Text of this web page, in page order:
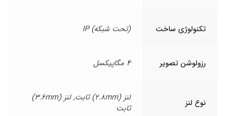
تکنولوژی ساخت (تحت شبکه) IP
رزولوشن تصویر 4 مگاپیکسل
نوع لنز
لنز (2.8mm) ثابت, لنز (3.6mm)
ثابت